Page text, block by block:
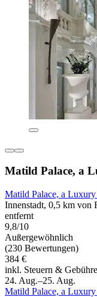
Matild Palace, a
Matild Palace, a
Innenstadt, 0,5 km von
entfernt
9,8/10
Außergewöhnlich
(230 Bewertungen)
384 €
inkl. Steuern &
24. Aug.–25. Aug.
Matild Palace, a